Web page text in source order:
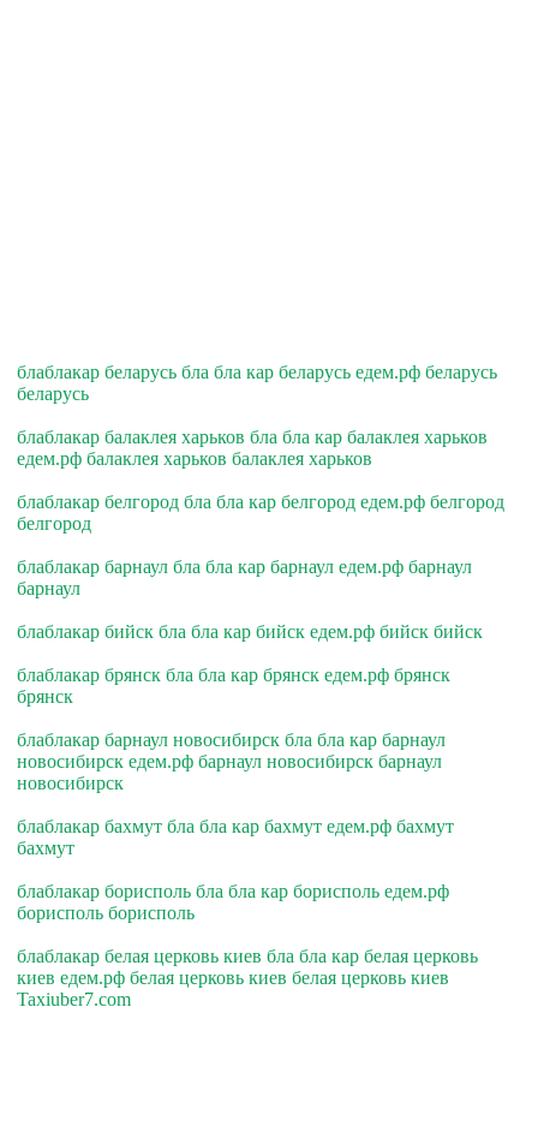
блаблакар беларусь бла бла кар беларусь едем.рф беларусь
беларусь
блаблакар балаклея харьков бла бла кар балаклея харьков
едем.рф балаклея харьков балаклея харьков
блаблакар белгород бла бла кар белгород едем.рф белгород
белгород
блаблакар барнаул бла бла кар барнаул едем.рф барнаул
барнаул
блаблакар бийск бла бла кар бийск едем.рф бийск бийск
блаблакар брянск бла бла кар брянск едем.рф брянск
брянск
блаблакар барнаул новосибирск бла бла кар барнаул
новосибирск едем.рф барнаул новосибирск барнаул
новосибирск
блаблакар бахмут бла бла кар бахмут едем.рф бахмут
бахмут
блаблакар борисполь бла бла кар борисполь едем.рф
борисполь борисполь
блаблакар белая церковь киев бла бла кар белая церковь
киев едем.рф белая церковь киев белая церковь киев
Taxiuber7.com